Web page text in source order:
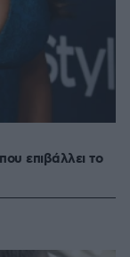
επιβάλλει το